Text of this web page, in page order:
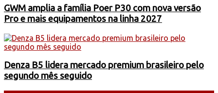
GWM amplia a família Poer P30 com nova versão
Pro e mais equipamentos na linha 2027
Denza B5 lidera mercado premium brasileiro pelo
segundo mês seguido